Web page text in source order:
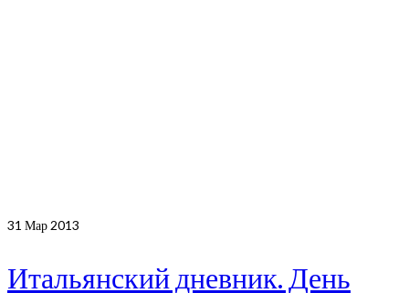
31 Мар 2013
Итальянский дневник. День